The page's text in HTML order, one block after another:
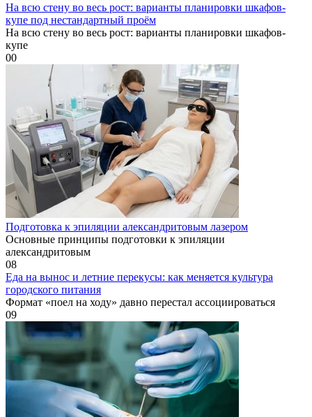
На всю стену во весь рост: варианты планировки шкафов-
купе под нестандартный проём
На всю стену во весь рост: варианты планировки шкафов-
купе
00
Подготовка к эпиляции александритовым лазером
Основные принципы подготовки к эпиляции
александритовым
08
Еда на вынос и летние перекусы: как меняется культура
городского питания
Формат «поел на ходу» давно перестал ассоциироваться
09